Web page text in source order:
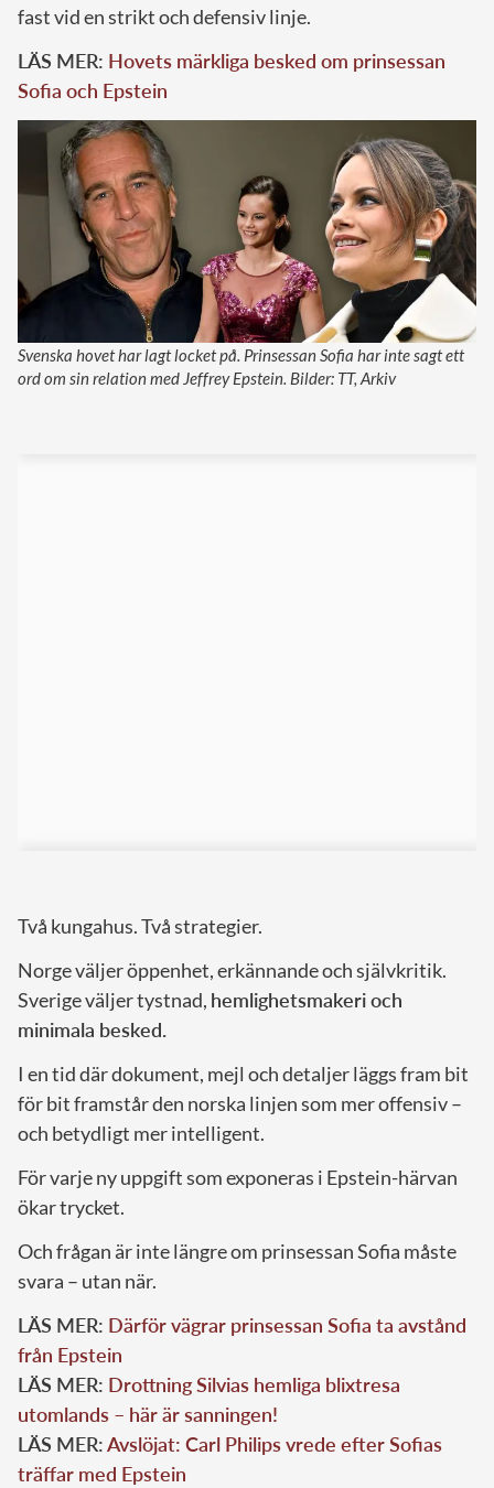
fast vid en strikt och defensiv linje.
LÄS MER: Hovets märkliga besked om prinsessan
Sofia och Epstein
Svenska hovet har lagt locket på. Prinsessan Sofia har inte sagt ett
ord om sin relation med Jeffrey Epstein. Bilder: TT, Arkiv
Två kungahus. Två strategier.
Norge väljer öppenhet, erkännande och självkritik.
Sverige väljer tystnad, hemlighetsmakeri och
minimala besked.
I en tid där dokument, mejl och detaljer läggs fram bit
för bit framstår den norska linjen som mer offensiv –
och betydligt mer intelligent.
För varje ny uppgift som exponeras i Epstein-härvan
ökar trycket.
Och frågan är inte längre om prinsessan Sofia måste
svara – utan när.
LÄS MER: Därför vägrar prinsessan Sofia ta avstånd
från Epstein
LÄS MER: Drottning Silvias hemliga blixtresa
utomlands – här är sanningen!
LÄS MER:Avslöjat: Carl Philips vrede efter Sofias
träffar med Epstein